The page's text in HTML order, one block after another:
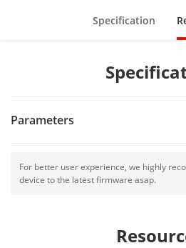
Specification
Parameters
For better user experience, we highly
device to the latest firmware asap.